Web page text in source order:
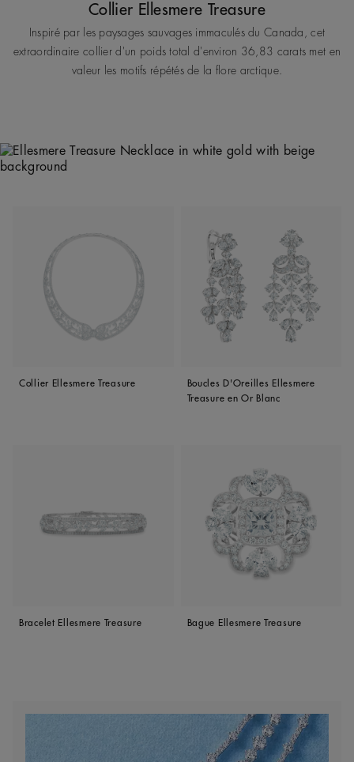
Collier Ellesmere Treasure
Inspiré par les paysages sauvages immaculés du Canada, cet
extraordinaire collier d'un poids total d'environ 36,83 carats met en
valeur les motifs répétés de la flore arctique.
Collier Ellesmere Treasure
Boucles D'Oreilles Ellesmere
Treasure en Or Blanc
Bracelet Ellesmere Treasure Bague Ellesmere Treasure